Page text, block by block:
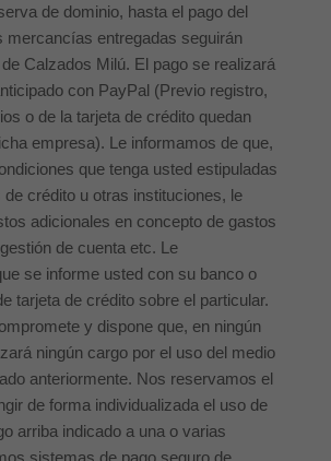
de dominio, hasta el pago del
mercancías entregadas seguirán
Calzados Milú. El pago se realizará
con PayPal (Previo registro,
o de la tarjeta de crédito quedan
empresa). Le informamos de que,
que tenga usted estipuladas
de crédito u otras instituciones, le
adicionales en concepto de gastos
de cuenta etc. Le
se informe usted con su banco o
tarjeta de crédito sobre el particular.
y dispone que, en ningún
ningún cargo por el uso del medio
anteriormente. Nos reservamos el
de forma individualizada el uso de
arriba indicado a una o varias
sistemas de pago seguro de